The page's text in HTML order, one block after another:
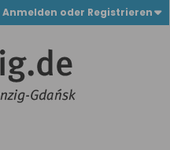
Anmelden oder Registrieren